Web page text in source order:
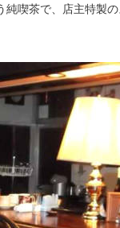
喫茶で、店主特製